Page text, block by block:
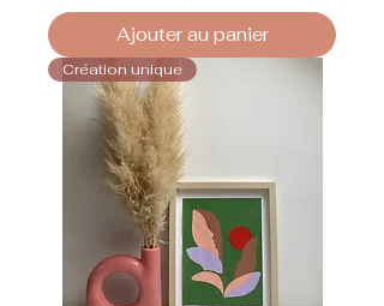
Ajouter au panier
Création unique